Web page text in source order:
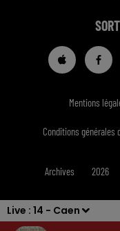
Live : 14 - Caen
Mentions
Conditions générales
Archives 2026